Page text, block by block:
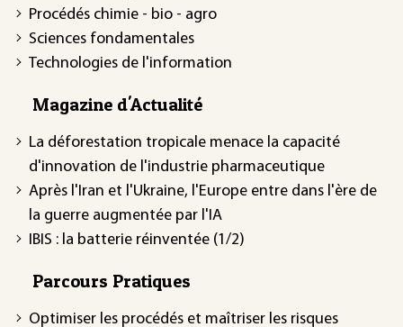
Procédés chimie - bio - agro
Sciences fondamentales
Technologies de l'information
Magazine d'Actualité
La déforestation tropicale menace la capacité
d'innovation de l'industrie pharmaceutique
Après l'Iran et l'Ukraine, l'Europe entre dans l'ère de
la guerre augmentée par l'IA
IBIS : la batterie réinventée (1/2)
Parcours Pratiques
Optimiser les procédés et maîtriser les risques